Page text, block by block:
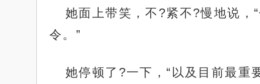
她面上带笑，不?紧不?慢地说，
令。”
她停顿了?一下，“以及目前最重